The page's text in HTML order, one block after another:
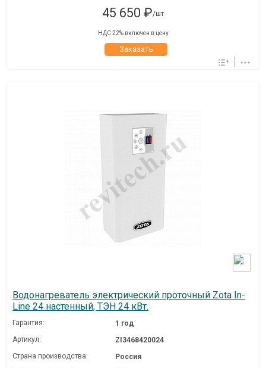
45 650 ₽/шт
НДС 22% включен в цену
Заказать
Водонагреватель электрический проточный Zota In-
Line 24 настенный, ТЭН 24 кВт.
Гарантия:
1 год
Артикул:
ZI3468420024
Страна производства:
Россия